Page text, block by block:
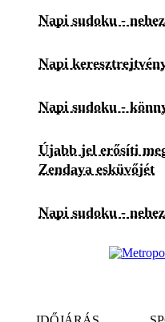
Napi sudoku -
Napi
Napi sudoku -
Újabb jel erősíti
Zendaya esküvőjét
Napi sudoku -